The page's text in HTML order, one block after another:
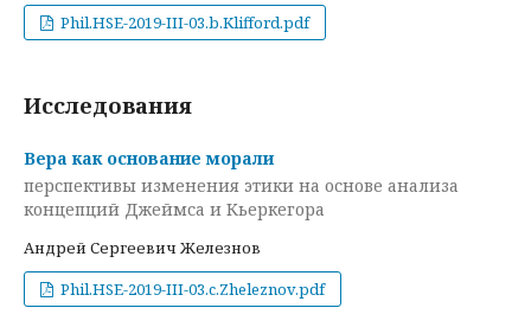
Phil.HSE-2019-III-03.b.Klifford.pdf
Исследования
Вера как основание морали
перспективы изменения этики на основе анализа
концепций Джеймса и Кьеркегора
Андрей Сергеевич Железнов
Phil.HSE-2019-III-03.c.Zheleznov.pdf